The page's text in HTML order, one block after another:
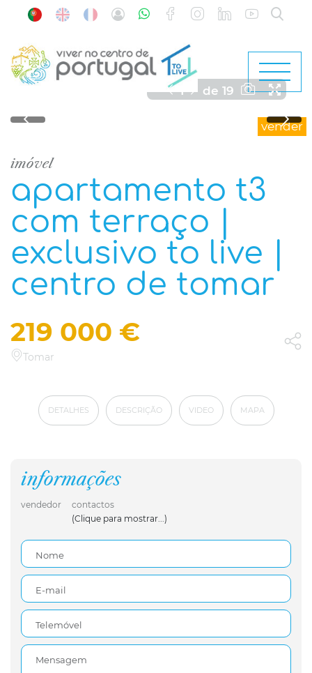
1 de 19
vender
imóvel
apartamento t3
com terraço |
exclusivo to live |
centro de tomar
219 000 €
Tomar
DETALHES DESCRIÇÃO VIDEO MAPA
informações
vendedor
contactos
(Clique para mostrar...)
Nome
E-mail
Telemóvel
Mensagem